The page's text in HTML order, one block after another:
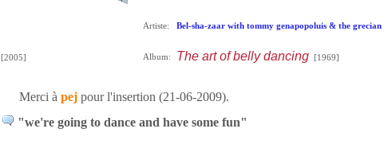
Artiste: Bel-sha-zaar with tommy genapopoluis & the grecian
Album: The art of belly dancing[1969]
Merci à pej pour l'insertion (21-06-2009).
"we're going to dance and have some fun"